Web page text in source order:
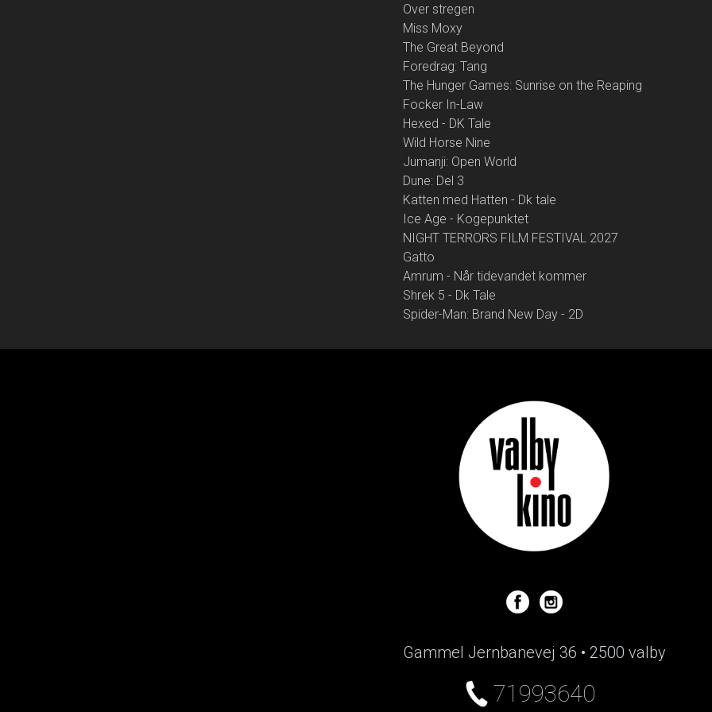
Over stregen
Miss Moxy
The Great Beyond
Foredrag: Tang
The Hunger Games: Sunrise on the Reaping
Focker In-Law
Hexed - DK Tale
Wild Horse Nine
Jumanji: Open World
Dune: Del 3
Katten med Hatten - Dk tale
Ice Age - Kogepunktet
NIGHT TERRORS FILM FESTIVAL 2027
Gatto
Amrum - Når tidevandet kommer
Shrek 5 - Dk Tale
Spider-Man: Brand New Day - 2D
Gammel Jernbanevej 36 • 2500 valby
71993640